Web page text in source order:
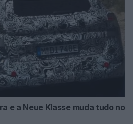
e a Neue Klasse muda tudo no